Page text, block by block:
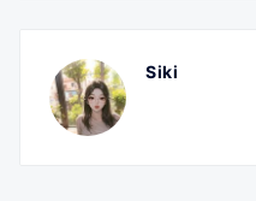
Siki